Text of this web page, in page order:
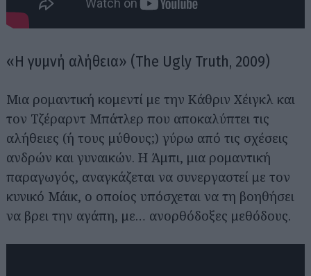
«Η γυμνή αλήθεια» (The Ugly Truth, 2009)
Μια ρομαντική κομεντί με την Κάθριν Χέιγκλ και
τον Τζέραρντ Μπάτλερ που αποκαλύπτει τις
αλήθειες (ή τους μύθους;) γύρω από τις σχέσεις
ανδρών και γυναικών. Η Άμπι, μια ρομαντική
παραγωγός, αναγκάζεται να συνεργαστεί με τον
κυνικό Μάικ, ο οποίος υπόσχεται να τη βοηθήσει
να βρει την αγάπη, με… ανορθόδοξες μεθόδους.